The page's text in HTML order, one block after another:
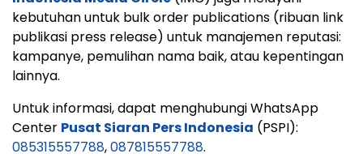
kebutuhan untuk bulk order publications (ribuan link
publikasi press release) untuk manajemen reputasi:
kampanye, pemulihan nama baik, atau kepentingan
lainnya.
Untuk informasi, dapat menghubungi WhatsApp
Center Pusat Siaran Pers Indonesia (PSPI):
085315557788,087815557788.